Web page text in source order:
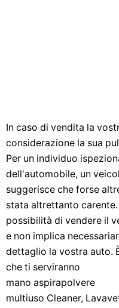
In caso di vendita la
considerazione la sua
Per un individuo
dell'automobile, un
suggerisce che forse
stata altrettanto
possibilità di vendere il
e non implica
dettaglio la vostra auto.
che ti serviranno
mano aspirapolvere
multiuso Cleaner,